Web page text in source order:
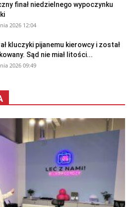
finał niedzielnego wypoczynku
2026 12:04
kluczyki pijanemu kierowcy i został
Sąd nie miał litości...
2026 09:49